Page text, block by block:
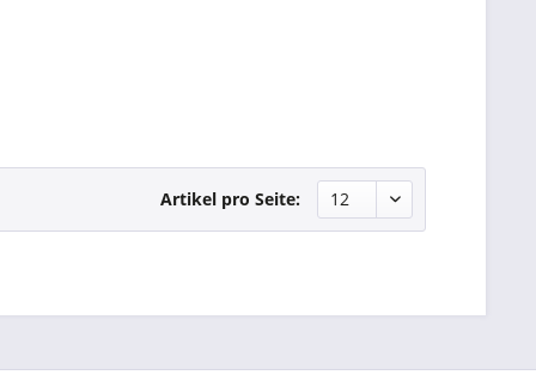
Artikel pro Seite: